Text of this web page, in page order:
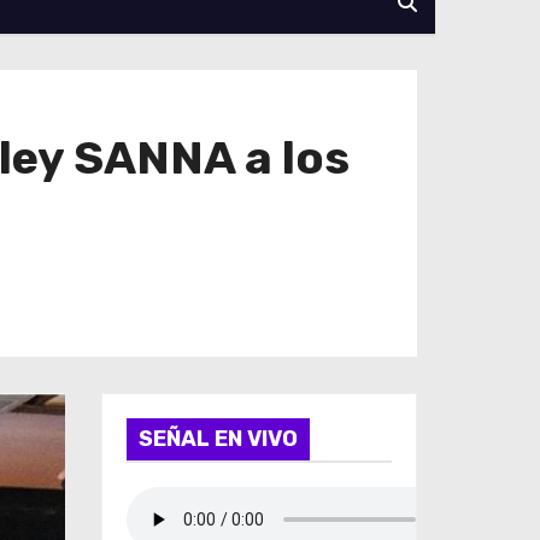
SANNA a los
SEÑAL EN VIVO